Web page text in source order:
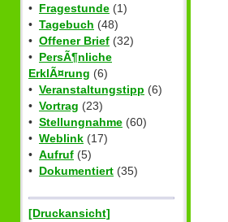
• Fragestunde (1)
• Tagebuch (48)
• Offener Brief (32)
• PersÃ¶nliche
ErklÃ¤rung (6)
• Veranstaltungstipp (6)
• Vortrag (23)
• Stellungnahme (60)
• Weblink (17)
• Aufruf (5)
• Dokumentiert (35)
[Druckansicht]